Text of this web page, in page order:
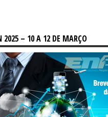
2025 – 10 A 12 DE MARÇO